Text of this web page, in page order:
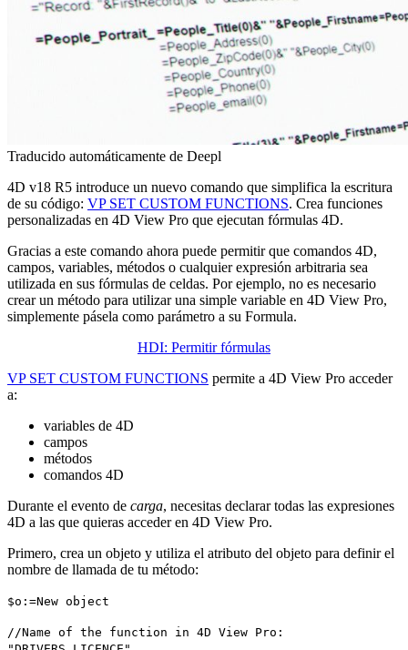
Traducido automáticamente de Deepl
4D v18 R5 introduce un nuevo comando que simplifica la escritura
de su código: VP SET CUSTOM FUNCTIONS. Crea funciones
personalizadas en 4D View Pro que ejecutan fórmulas 4D.
Gracias a este comando ahora puede permitir que comandos 4D,
campos, variables, métodos o cualquier expresión arbitraria sea
utilizada en sus fórmulas de celdas. Por ejemplo, no es necesario
crear un método para utilizar una simple variable en 4D View Pro,
simplemente pásela como parámetro a su Formula.
HDI: Permitir fórmulas
VP SET CUSTOM FUNCTIONS permite a 4D View Pro acceder
a:
variables de 4D
campos
métodos
comandos 4D
Durante el evento de carga, necesitas declarar todas las expresiones
4D a las que quieras acceder en 4D View Pro.
Primero, crea un objeto y utiliza el atributo del objeto para definir el
nombre de llamada de tu método:
$o :=New object
//Name of the function in 4D View Pro: